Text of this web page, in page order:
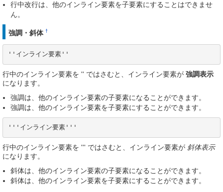
行中改行は、他のインライン要素を子要素にすることはできませ
ん。
強調・斜体 †
''インライン要素''
行中のインライン要素を '' ではさむと、インライン要素が 強調表示
になります。
強調は、他のインライン要素の子要素になることができます。
強調は、他のインライン要素を子要素にすることができます。
'''インライン要素'''
行中のインライン要素を ''' ではさむと、インライン要素が 斜体表示
になります。
斜体は、他のインライン要素の子要素になることができます。
斜体は、他のインライン要素を子要素にすることができます。